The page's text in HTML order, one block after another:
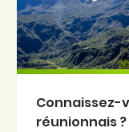
Connaissez-
réunionnais ?